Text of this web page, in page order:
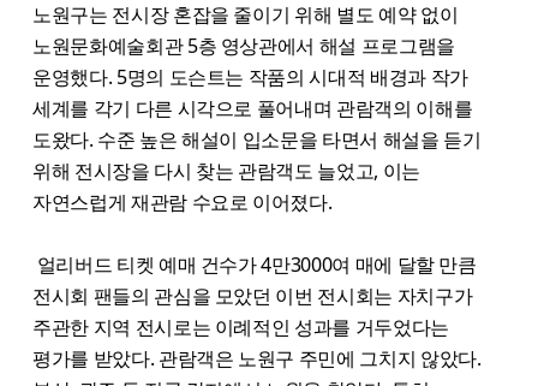
노원구는 전시장 혼잡을 줄이기 위해 별도 예약 없이
노원문화예술회관 5층 영상관에서 해설 프로그램을
운영했다. 5명의 도슨트는 작품의 시대적 배경과 작가
세계를 각기 다른 시각으로 풀어내며 관람객의 이해를
도왔다. 수준 높은 해설이 입소문을 타면서 해설을 듣기
위해 전시장을 다시 찾는 관람객도 늘었고, 이는
자연스럽게 재관람 수요로 이어졌다.
얼리버드 티켓 예매 건수가 4만3000여 매에 달할 만큼
전시회 팬들의 관심을 모았던 이번 전시회는 자치구가
주관한 지역 전시로는 이례적인 성과를 거두었다는
평가를 받았다. 관람객은 노원구 주민에 그치지 않았다.